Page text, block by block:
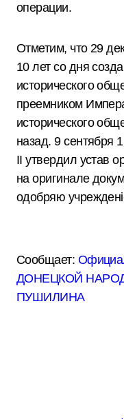
операции.
Отметим, что 29
10 лет со дня
исторического
преемником
исторического
назад. 9 сентября
II утвердил устав
на оригинале
одобряю
Сообщает:
ДОНЕЦКОЙ
ПУШИЛИНА